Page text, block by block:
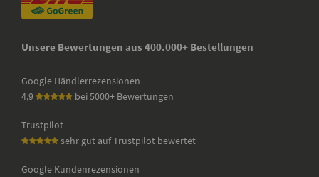
Unsere Bewertungen aus 400.000+ Bestellungen
Google Händlerrezensionen
4,9
bei 5000+ Bewertungen
Trustpilot
sehr gut auf Trustpilot bewertet
Google Kundenrezensionen